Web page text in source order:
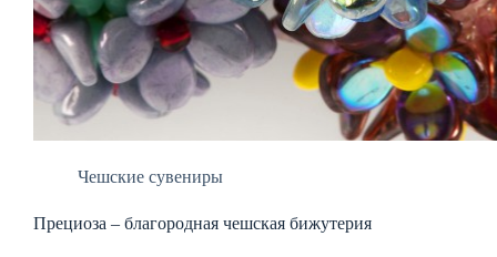
Чешские сувениры
Прециоза – благородная чешская бижутерия